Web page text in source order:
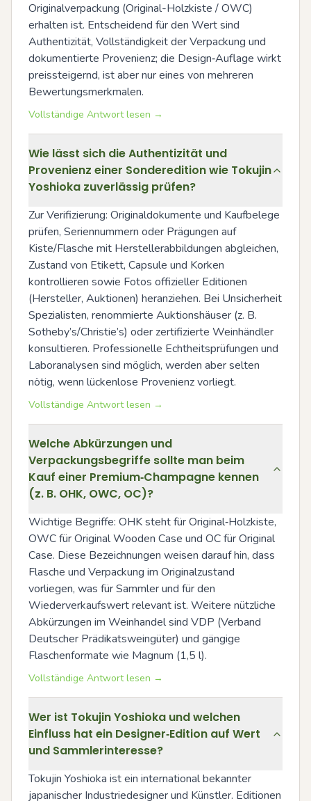
Originalverpackung (Original-Holzkiste / OWC)
erhalten ist. Entscheidend für den Wert sind
Authentizität, Vollständigkeit der Verpackung und
dokumentierte Provenienz; die Design‑Auflage wirkt
preissteigernd, ist aber nur eines von mehreren
Bewertungsmerkmalen.
Vollständige Antwort lesen →
Wie lässt sich die Authentizität und
Provenienz einer Sonderedition wie Tokujin
Yoshioka zuverlässig prüfen?
Zur Verifizierung: Originaldokumente und Kaufbelege
prüfen, Seriennummern oder Prägungen auf
Kiste/Flasche mit Herstellerabbildungen abgleichen,
Zustand von Etikett, Capsule und Korken
kontrollieren sowie Fotos offizieller Editionen
(Hersteller, Auktionen) heranziehen. Bei Unsicherheit
Spezialisten, renommierte Auktionshäuser (z. B.
Sotheby’s/Christie’s) oder zertifizierte Weinhändler
konsultieren. Professionelle Echtheitsprüfungen und
Laboranalysen sind möglich, werden aber selten
nötig, wenn lückenlose Provenienz vorliegt.
Vollständige Antwort lesen →
Welche Abkürzungen und
Verpackungsbegriffe sollte man beim
Kauf einer Premium‑Champagne kennen
(z. B. OHK, OWC, OC)?
Wichtige Begriffe: OHK steht für Original‑Holzkiste,
OWC für Original Wooden Case und OC für Original
Case. Diese Bezeichnungen weisen darauf hin, dass
Flasche und Verpackung im Originalzustand
vorliegen, was für Sammler und für den
Wiederverkaufswert relevant ist. Weitere nützliche
Abkürzungen im Weinhandel sind VDP (Verband
Deutscher Prädikatsweingüter) und gängige
Flaschenformate wie Magnum (1,5 l).
Vollständige Antwort lesen →
Wer ist Tokujin Yoshioka und welchen
Einfluss hat ein Designer‑Edition auf Wert
und Sammlerinteresse?
Tokujin Yoshioka ist ein international bekannter
japanischer Industriedesigner und Künstler. Editionen